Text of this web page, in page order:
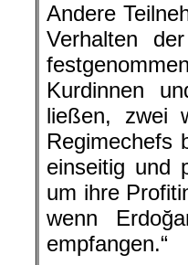
Andere
Verhalten
Kurdinnen
ließen, zwei
Regimechefs
einseitig und
um ihre
wenn
empfangen.“